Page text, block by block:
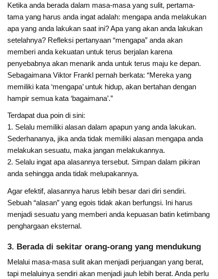
Ketika anda berada dalam masa-masa yang sulit, pertama-
tama yang harus anda ingat adalah: mengapa anda melakukan
apa yang anda lakukan saat ini? Apa yang akan anda lakukan
setelahnya? Refleksi pertanyaan “mengapa” anda akan
memberi anda kekuatan untuk terus berjalan karena
penyebabnya akan menarik anda untuk terus maju ke depan.
Sebagaimana Viktor Frankl pernah berkata: “Mereka yang
memiliki kata ‘mengapa’ untuk hidup, akan bertahan dengan
hampir semua kata ‘bagaimana’.”
Terdapat dua poin di sini:
1. Selalu memiliki alasan dalam apapun yang anda lakukan.
Sederhananya, jika anda tidak memiliki alasan mengapa anda
melakukan sesuatu, maka jangan melakukannya.
2. Selalu ingat apa alasannya tersebut. Simpan dalam pikiran
anda sehingga anda tidak melupakannya.
Agar efektif, alasannya harus lebih besar dari diri sendiri.
Sebuah “alasan” yang egois tidak akan berfungsi. Ini harus
menjadi sesuatu yang memberi anda kepuasan batin ketimbang
penghargaan eksternal.
3. Berada di sekitar orang-orang yang mendukung
Melalui masa-masa sulit akan menjadi perjuangan yang berat,
tapi melaluinya sendiri akan menjadi jauh lebih berat. Anda perlu